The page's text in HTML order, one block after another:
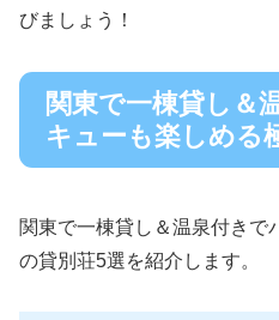
びましょう！
関東で一棟貸し＆
キューも楽しめる
関東で一棟貸し＆温泉付きで
の貸別荘5選を紹介します。